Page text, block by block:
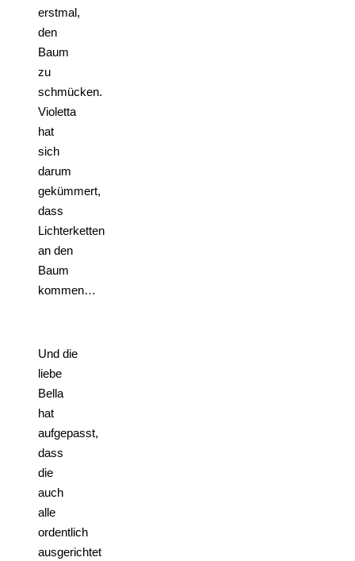
erstmal,
den
Baum
zu
schmücken.
Violetta
hat
sich
darum
gekümmert,
dass
Lichterketten
an den
Baum
kommen…
Und die
liebe
Bella
hat
aufgepasst,
dass
die
auch
alle
ordentlich
ausgerichtet